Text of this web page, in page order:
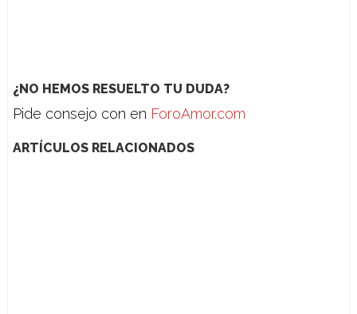
¿NO HEMOS RESUELTO TU DUDA?
Pide consejo con en ForoAmor.com
ARTÍCULOS RELACIONADOS